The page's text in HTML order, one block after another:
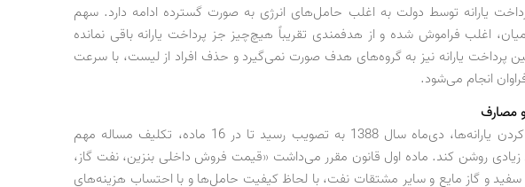
یارانه توسط دولت به اغلب حامل‌های انرژی به صورت گسترده ادامه دارد. سهم
اغلب فراموش شده و از هدفمندی تقریباً هیچ‌چیز جز پرداخت یارانه باقی نمانده
یارانه نیز به گروه‌های هدف صورت نمی‌گیرد و حذف افراد از لیست، با سرعت
انجام می‌شود.
مصارف
قانون هدفمند کردن یارانه‌ها، دی‌ماه سال 1388 به تصویب رسید تا در 16 ماده، تکلیف مساله مهم
حد زیادی روشن کند. ماده اول قانون مقرر می‌داشت «قیمت فروش داخلی بنزین، نفت گاز،
و گاز مایع و سایر مشتقات نفت، با لحاظ کیفیت حامل‌ها و با احتساب هزینه‌های